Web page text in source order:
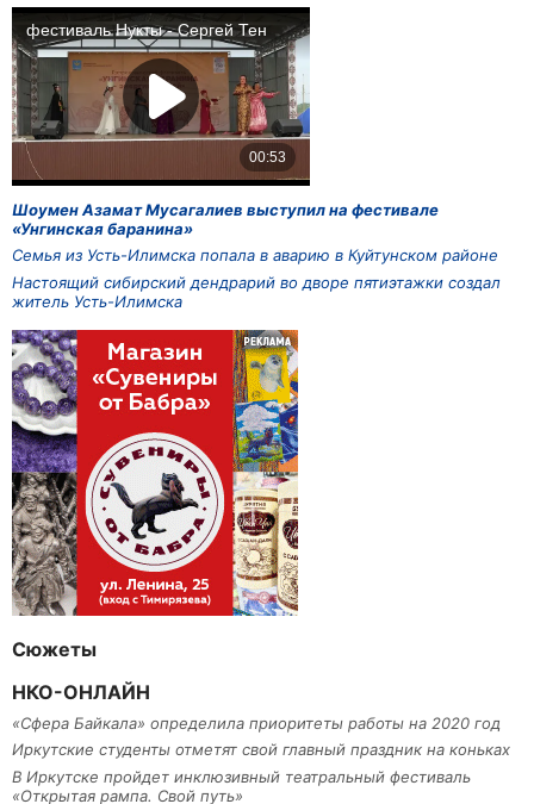
Шоумен Азамат Мусагалиев выступил на фестивале
«Унгинская баранина»
Семья из Усть-Илимска попала в аварию в Куйтунском районе
Настоящий сибирский дендрарий во дворе пятиэтажки создал
житель Усть-Илимска
Сюжеты
НКО-ОНЛАЙН
«Сфера Байкала» определила приоритеты работы на 2020 год
Иркутские студенты отметят свой главный праздник на коньках
В Иркутске пройдет инклюзивный театральный фестиваль
«Открытая рампа. Свой путь»